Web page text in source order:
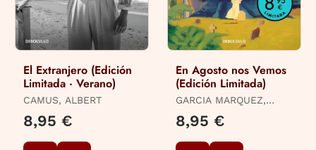
El Extranjero (Edición
Limitada · Verano)
CAMUS, ALBERT
8,95 €
En Agosto nos Vemos
(Edición Limitada)
GARCIA MARQUEZ,
8,95 €